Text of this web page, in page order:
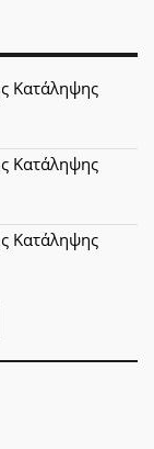
Κατάληψης
Κατάληψης
Κατάληψης